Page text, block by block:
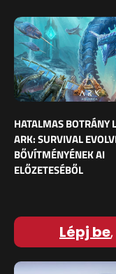
HATALMAS BOTRÁNY
ARK: SURVIVAL
BŐVÍTMÉNYÉNEK AI
ELŐZETESÉBŐL
Lépj be